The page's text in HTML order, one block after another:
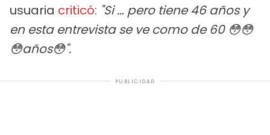
usuaria criticó: "Si … pero tiene 46 años y
en esta entrevista se ve como de 60 😳😳
😳años😳".
PUBLICIDAD